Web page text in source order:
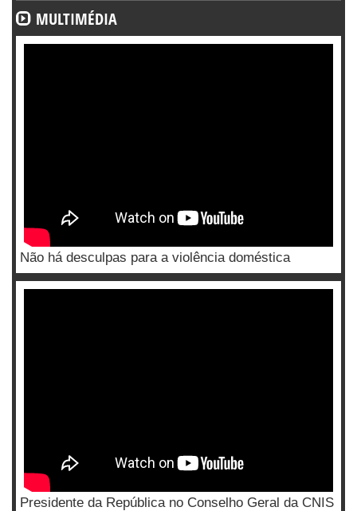
MULTIMÉDIA
Não há desculpas para a violência doméstica
Presidente da República no Conselho Geral da CNIS